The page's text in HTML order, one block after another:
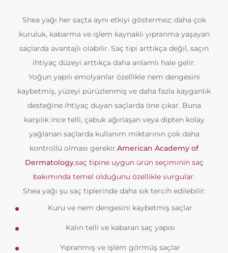
Shea yağı her saçta aynı etkiyi göstermez; daha çok
kuruluk, kabarma ve işlem kaynaklı yıpranma yaşayan
saçlarda avantajlı olabilir. Saç tipi arttıkça değil, saçın
ihtiyaç düzeyi arttıkça daha anlamlı hale gelir.
Yoğun yapılı emolyanlar özellikle nem dengesini
kaybetmiş, yüzeyi pürüzlenmiş ve daha fazla kayganlık
desteğine ihtiyaç duyan saçlarda öne çıkar. Buna
karşılık ince telli, çabuk ağırlaşan veya dipten kolay
yağlanan saçlarda kullanım miktarının çok daha
kontrollü olması gerekir.American Academy of
Dermatology,saç tipine uygun ürün seçiminin saç
bakımında temel olduğunu özellikle vurgular.
Shea yağı şu saç tiplerinde daha sık tercih edilebilir:
Kuru ve nem dengesini kaybetmiş saçlar
Kalın telli ve kabaran saç yapısı
Yıpranmış ve işlem görmüş saçlar